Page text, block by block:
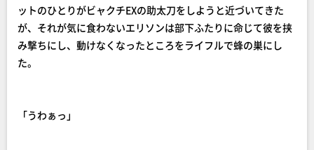
ットのひとりがビャクチEXの助太刀をしようと近づいてきた
が、それが気に食わないエリソンは部下ふたりに命じて彼を挟
み撃ちにし、動けなくなったところをライフルで蜂の巣にし
た。
「うわぁっ」